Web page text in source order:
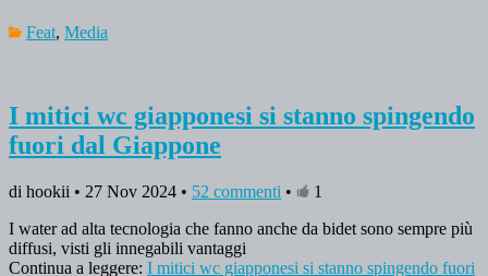
Feat, Media
I mitici wc giapponesi si stanno spingendo
fuori dal Giappone
di hookii • 27 Nov 2024 • 52 commenti •
1
I water ad alta tecnologia che fanno anche da bidet sono sempre più
diffusi, visti gli innegabili vantaggi
Continua a leggere: I mitici wc giapponesi si stanno spingendo fuori